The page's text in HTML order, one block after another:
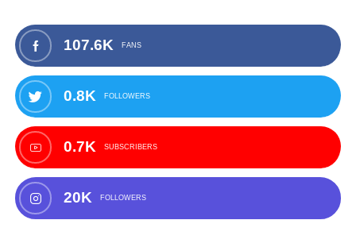
107.6K FANS
0.8K FOLLOWERS
0.7K SUBSCRIBERS
20K FOLLOWERS